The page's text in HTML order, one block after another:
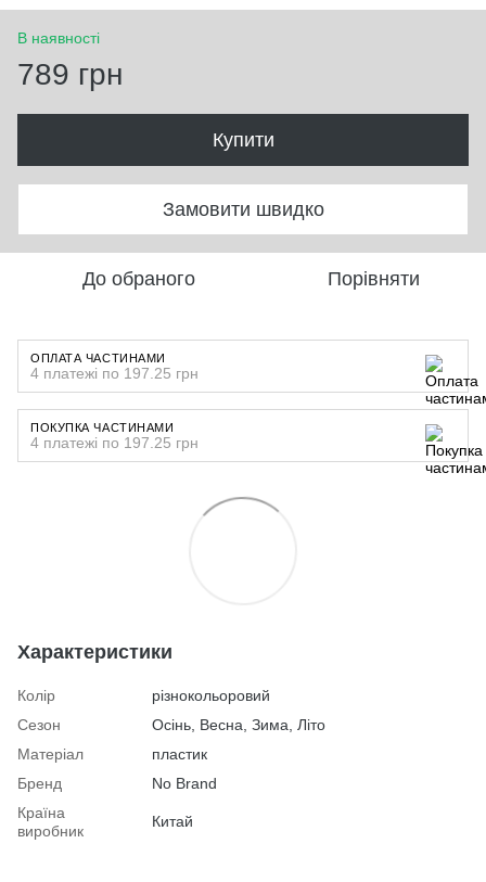
В наявності
789 грн
Купити
Замовити швидко
До обраного Порівняти
ОПЛАТА ЧАСТИНАМИ
4 платежі по 197.25 грн
ПОКУПКА ЧАСТИНАМИ
4 платежі по 197.25 грн
Характеристики
Колір
різнокольоровий
Сезон
Осінь, Весна, Зима, Літо
Матеріал
пластик
Бренд
No Brand
Країна
виробник
Китай